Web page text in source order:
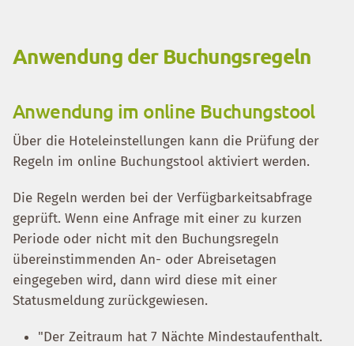
Anwendung der Buchungsregeln
Anwendung im online Buchungstool
Über die Hoteleinstellungen kann die Prüfung der
Regeln im online Buchungstool aktiviert werden.
Die Regeln werden bei der Verfügbarkeitsabfrage
geprüft. Wenn eine Anfrage mit einer zu kurzen
Periode oder nicht mit den Buchungsregeln
übereinstimmenden An- oder Abreisetagen
eingegeben wird, dann wird diese mit einer
Statusmeldung zurückgewiesen.
"Der Zeitraum hat 7 Nächte Mindestaufenthalt.